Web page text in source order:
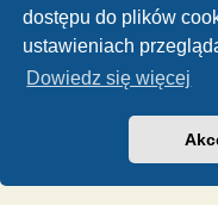
dostępu do plików
ustawieniach
Dowiedz się więcej